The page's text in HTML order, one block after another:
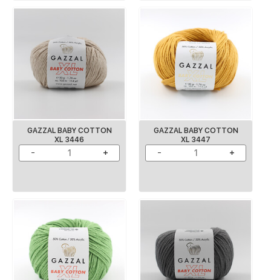
GAZZAL BABY COTTON
XL 3446
GAZZAL BABY COTTON
XL 3447